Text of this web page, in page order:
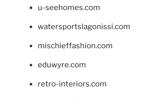
u-seehomes.com
watersportslagonissi.com
mischieffashion.com
eduwyre.com
retro-interiors.com